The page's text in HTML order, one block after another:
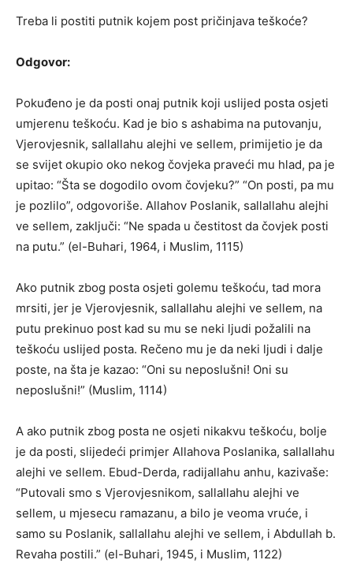
Treba li postiti putnik kojem post pričinjava teškoće?
Odgovor:
Pokuđeno je da posti onaj putnik koji uslijed posta osjeti
umjerenu teškoću. Kad je bio s ashabima na putovanju,
Vjerovjesnik, sallallahu alejhi ve sellem, primijetio je da
se svijet okupio oko nekog čovjeka praveći mu hlad, pa je
upitao: “Šta se dogodilo ovom čovjeku?” “On posti, pa mu
je pozlilo”, odgovoriše. Allahov Poslanik, sallallahu alejhi
ve sellem, zaključi: “Ne spada u čestitost da čovjek posti
na putu.” (el-Buhari, 1964, i Muslim, 1115)
Ako putnik zbog posta osjeti golemu teškoću, tad mora
mrsiti, jer je Vjerovjesnik, sallallahu alejhi ve sellem, na
putu prekinuo post kad su mu se neki ljudi požalili na
teškoću uslijed posta. Rečeno mu je da neki ljudi i dalje
poste, na šta je kazao: “Oni su neposlušni! Oni su
neposlušni!” (Muslim, 1114)
A ako putnik zbog posta ne osjeti nikakvu teškoću, bolje
je da posti, slijedeći primjer Allahova Poslanika, sallallahu
alejhi ve sellem. Ebud-Derda, radijallahu anhu, kazivaše:
“Putovali smo s Vjerovjesnikom, sallallahu alejhi ve
sellem, u mjesecu ramazanu, a bilo je veoma vruće, i
samo su Poslanik, sallallahu alejhi ve sellem, i Abdullah b.
Revaha postili.” (el-Buhari, 1945, i Muslim, 1122)